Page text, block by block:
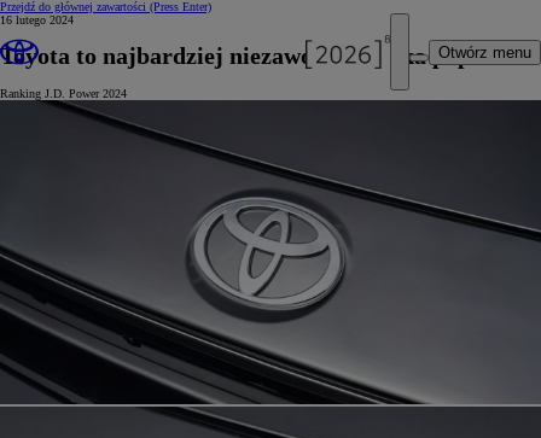
Przejdź do głównej zawartości (Press Enter)
Otwórz menu
16 lutego 2024
Toyota to najbardziej niezawodna marka popularna
Ranking J.D. Power 2024